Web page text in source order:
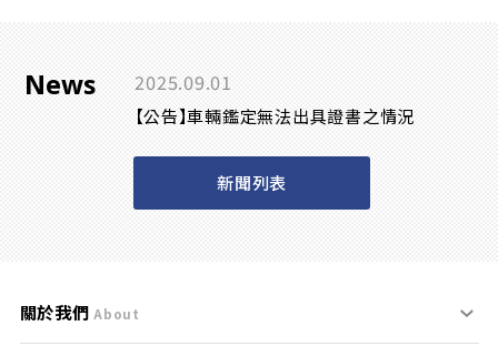
News 2025.09.01
【公告】車輛鑑定無法出具證書之情況
新聞列表
關於我們 About